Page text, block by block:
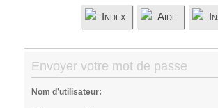
Index Aide
Envoyer votre mot de passe
Nom d’utilisateur: